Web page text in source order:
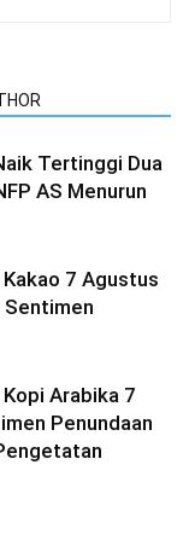
Tertinggi Dua
AS Menurun
7 Agustus
Sentimen
Arabika 7
Penundaan